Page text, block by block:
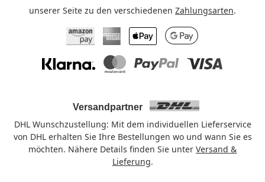
unserer Seite zu den verschiedenen Zahlungsarten.
Amazon PayAmerican Express
Apple PayGoogle Pay
Klarna MastercardPayPal Visa
Versandpartner
DHL Wunschzustellung: Mit dem individuellen Lieferservice
von DHL erhalten Sie Ihre Bestellungen wo und wann Sie es
möchten. Nähere Details finden Sie unter Versand &
Lieferung.